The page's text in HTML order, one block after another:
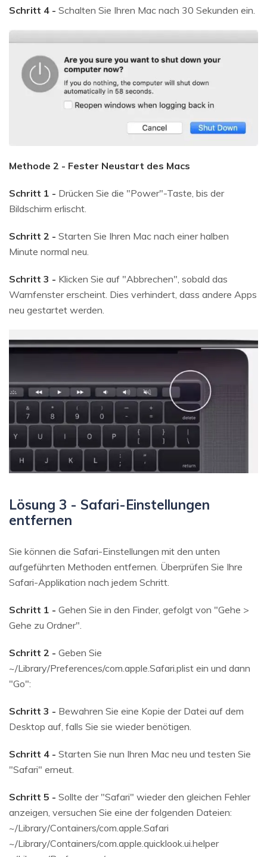
Schritt 4 - Schalten Sie Ihren Mac nach 30 Sekunden ein.
Methode 2 - Fester Neustart des Macs
Schritt 1 - Drücken Sie die "Power"-Taste, bis der
Bildschirm erlischt.
Schritt 2 - Starten Sie Ihren Mac nach einer halben
Minute normal neu.
Schritt 3 - Klicken Sie auf "Abbrechen", sobald das
Warnfenster erscheint. Dies verhindert, dass andere Apps
neu gestartet werden.
Lösung 3 - Safari-Einstellungen
entfernen
Sie können die Safari-Einstellungen mit den unten
aufgeführten Methoden entfernen. Überprüfen Sie Ihre
Safari-Applikation nach jedem Schritt.
Schritt 1 - Gehen Sie in den Finder, gefolgt von "Gehe >
Gehe zu Ordner".
Schritt 2 - Geben Sie
~/Library/Preferences/com.apple.Safari.plist ein und dann
"Go":
Schritt 3 - Bewahren Sie eine Kopie der Datei auf dem
Desktop auf, falls Sie sie wieder benötigen.
Schritt 4 - Starten Sie nun Ihren Mac neu und testen Sie
"Safari" erneut.
Schritt 5 - Sollte der "Safari" wieder den gleichen Fehler
anzeigen, versuchen Sie eine der folgenden Dateien:
~/Library/Containers/com.apple.Safari
~/Library/Containers/com.apple.quicklook.ui.helper